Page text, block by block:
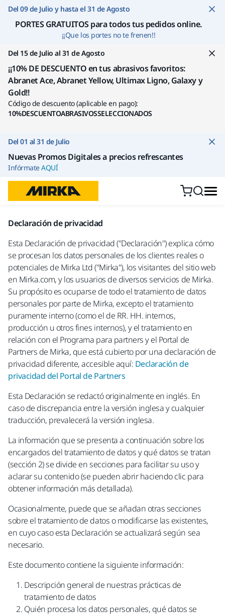
Ir a contenido
Del 09 de Julio y hasta el 31 de Agosto
PORTES GRATUITOS para todos tus pedidos online.
¡¡Que los portes no te frenen!!
Del 15 de Julio al 31 de Agosto
¡¡10% DE DESCUENTO en tus abrasivos favoritos:
Abranet Ace, Abranet Yellow, Ultimax Ligno, Galaxy y
Gold!!
Código de descuento (aplicable en pago):
10%DESCUENTOABRASIVOSSELECCIONADOS
Del 01 al 31 de Julio
Nuevas Promos Digitales a precios refrescantes
InfórmateAQUÍ
Declaración de privacidad
Esta Declaración de privacidad ("Declaración") explica cómo
se procesan los datos personales de los clientes reales o
potenciales de Mirka Ltd ("Mirka"), los visitantes del sitio web
en Mirka.com, y los usuarios de diversos servicios de Mirka.
Su propósito es ocuparse de todo el tratamiento de datos
personales por parte de Mirka, excepto el tratamiento
puramente interno (como el de RR. HH. internos,
producción u otros fines internos), y el tratamiento en
relación con el Programa para partners y el Portal de
Partners de Mirka, que está cubierto por una declaración de
privacidad diferente, accesible aquí: Declaración de
privacidad del Portal de Partners
Esta Declaración se redactó originalmente en inglés. En
caso de discrepancia entre la versión inglesa y cualquier
traducción, prevalecerá la versión inglesa.
La información que se presenta a continuación sobre los
encargados del tratamiento de datos y qué datos se tratan
(sección 2) se divide en secciones para facilitar su uso y
aclarar su contenido (se pueden abrir haciendo clic para
obtener información más detallada).
Ocasionalmente, puede que se añadan otras secciones
sobre el tratamiento de datos o modificarse las existentes,
en cuyo caso esta Declaración se actualizará según sea
necesario.
Este documento contiene la siguiente información:
Descripción general de nuestras prácticas de
tratamiento de datos
Quién procesa los datos personales, qué datos se